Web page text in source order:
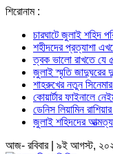
শিরোনাম :
চারঘাটে জুলাই শহিদ
শহীদদের প্রত্যাশা
ত্বক ভালো রাখতে যে
জুলাই স্মৃতি জাদুঘরের
শাহরুখের নতুন
কোয়ার্টার ফাইনালে
ডেনিস লিয়ামিন
জুলাই শহিদদের
আজ- রবিবার | ৯ই আগস্ট, ২০২৬